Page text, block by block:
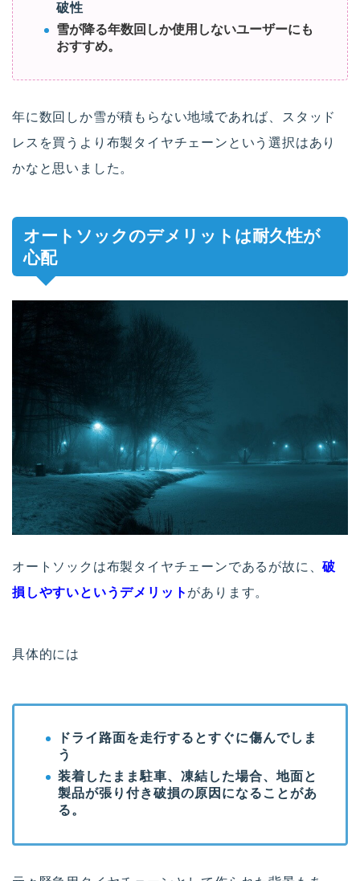
破性
雪が降る年数回しか使用しないユーザーにも
おすすめ。
年に数回しか雪が積もらない地域であれば、スタッド
レスを買うより布製タイヤチェーンという選択はあり
かなと思いました。
オートソックのデメリットは耐久性が
心配
オートソックは布製タイヤチェーンであるが故に、破
損しやすいというデメリット があります。
具体的には
ドライ路面を走行するとすぐに傷んでしま
う
装着したまま駐車、凍結した場合、地面と
製品が張り付き破損の原因になることがあ
る。